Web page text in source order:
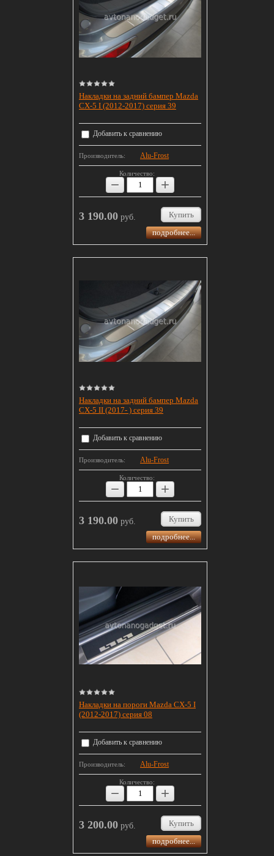
Накладки на задний бампер Mazda
CX-5 I (2012-2017) серия 39
Добавить к сравнению
Производитель: Alu-Frost
Количество:
− +
3 190.00 руб.
Купить
подробнее...
Накладки на задний бампер Mazda
CX-5 II (2017- ) серия 39
Добавить к сравнению
Производитель: Alu-Frost
Количество:
− +
3 190.00 руб.
Купить
подробнее...
Накладки на пороги Mazda CX-5 I
(2012-2017) серия 08
Добавить к сравнению
Производитель: Alu-Frost
Количество:
− +
3 200.00 руб.
Купить
подробнее...